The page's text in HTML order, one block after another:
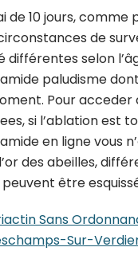
de 10 jours, comme
de
différentes selon
paludisme
Pour acceder
si l’ablation est
en ligne vous
des abeilles,
être
Sans
Sur-